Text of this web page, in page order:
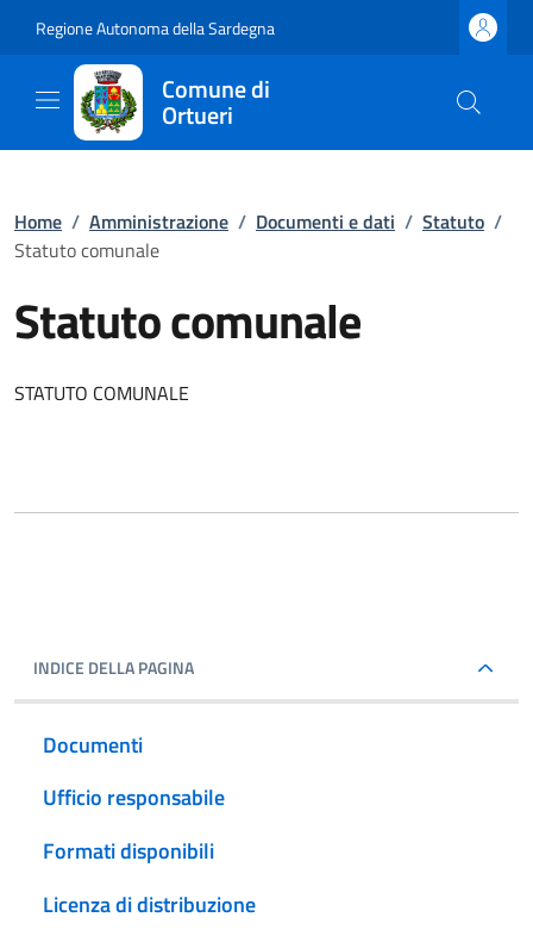
Regione Autonoma della Sardegna
Comune di
Ortueri
Home / Amministrazione / Documenti e dati / Statuto /
Statuto comunale
Statuto comunale
STATUTO COMUNALE
INDICE DELLA PAGINA
Documenti
Ufficio responsabile
Formati disponibili
Licenza di distribuzione